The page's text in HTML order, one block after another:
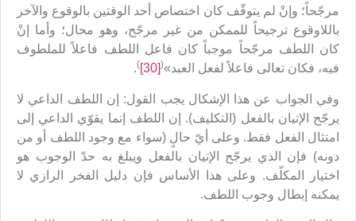
مرجّحاً؛ وإنْ لم يتوقّف كان اختصاص أحد الوقتين بالوقوع والآخر
باللاوقوع ترجيحاً للممكن من غير مرجّح، وهو محال؛ وأما إنْ
كان اللطف مرجّحاً موجباً كان فاعل اللطف فاعلاً للملطوف
فيه، فكان تعالى فاعلاً لفعل العبد»(
[30]
)
.
وفي الجواب عن هذا الإشكال يجب القول: إن اللطف الداعي لا
يرجّح الإتيان بالفعل (التكليف). إن اللطف إنما يقوّي الداعي إلى
امتثال الفعل فقط. وعلى أيّ حالٍ (سواء مع وجود اللطف أو من
دونه) فإن الذي يرجّح الإتيان بالفعل ويبلغ به حدّ الوجوب هو
اختيار المكلّف. وعلى هذا الأساس فإن دليل الفخر الرازي لا
يمكنه إبطال وجوب اللطف.